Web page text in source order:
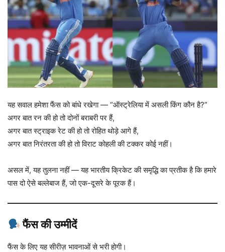
यह सवाल हमेशा फैंस को बांधे रखेगा — “ऑस्ट्रेलिया में असली किंग कौन है?”
अगर बात रन की हो तो दोनों बराबरी पर हैं,
अगर बात स्ट्राइक रेट की हो तो रोहित थोड़े आगे हैं,
अगर बात निरंतरता की हो तो विराट कोहली की टक्कर कोई नहीं।
असल में, यह तुलना नहीं — यह भारतीय क्रिकेट की समृद्धि का प्रतीक है कि हमारे
पास दो ऐसे बल्लेबाज हैं, जो एक-दूसरे के पूरक हैं।
फैंस की उम्मीदें
फैंस के लिए यह सीरीज़ भावनाओं से भरी होगी।